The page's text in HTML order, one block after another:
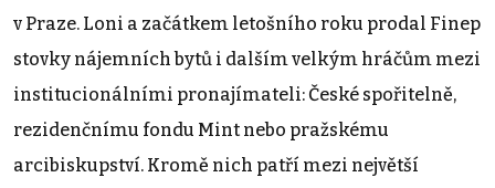
v Praze. Loni a začátkem letošního roku prodal Finep
stovky nájemních bytů i dalším velkým hráčům mezi
institucionálními pronajímateli: České spořitelně,
rezidenčnímu fondu Mint nebo pražskému
arcibiskupství. Kromě nich patří mezi největší